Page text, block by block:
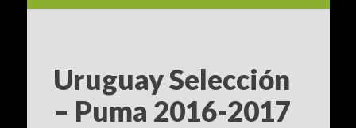
Uruguay Selección
– Puma 2016-2017